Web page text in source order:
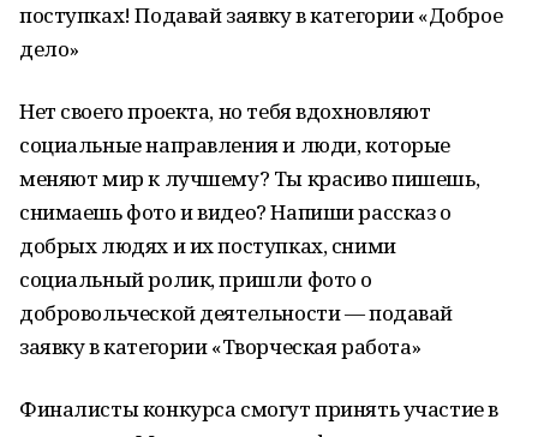
поступках! Подавай заявку в категории «Доброе
дело»
Нет своего проекта, но тебя вдохновляют
социальные направления и люди, которые
меняют мир к лучшему? Ты красиво пишешь,
снимаешь фото и видео? Напиши рассказ о
добрых людях и их поступках, сними
социальный ролик, пришли фото о
добровольческой деятельности — подавай
заявку в категории «Творческая работа»
Финалисты конкурса смогут принять участие в